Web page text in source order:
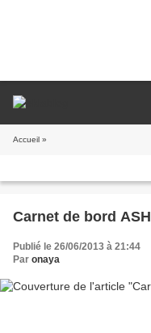
Accueil »
Carnet de bord ASH
Publié le 26/06/2013 à 21:44
Par onaya